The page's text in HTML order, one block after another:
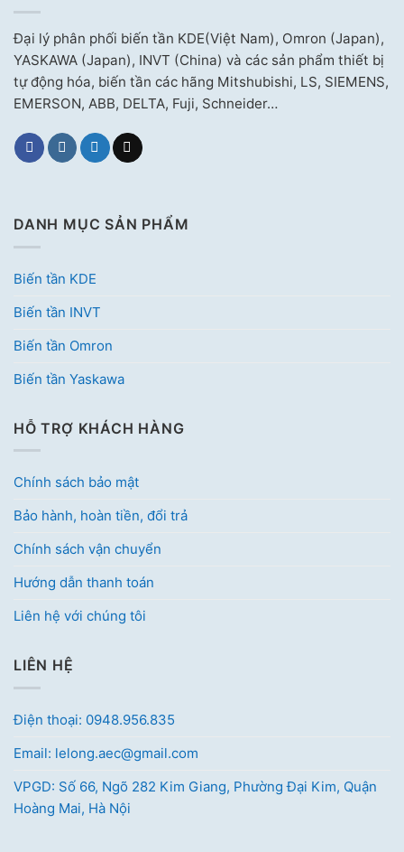
Đại lý phân phối biến tần KDE(Việt Nam), Omron (Japan),
YASKAWA (Japan), INVT (China) và các sản phẩm thiết bị
tự động hóa, biến tần các hãng Mitshubishi, LS, SIEMENS,
EMERSON, ABB, DELTA, Fuji, Schneider…
DANH MỤC SẢN PHẨM
Biến tần KDE
Biến tần INVT
Biến tần Omron
Biến tần Yaskawa
HỖ TRỢ KHÁCH HÀNG
Chính sách bảo mật
Bảo hành, hoàn tiền, đổi trả
Chính sách vận chuyển
Hướng dẫn thanh toán
Liên hệ với chúng tôi
LIÊN HỆ
Điện thoại: 0948.956.835
Email: lelong.aec@gmail.com
VPGD: Số 66, Ngõ 282 Kim Giang, Phường Đại Kim, Quận
Hoàng Mai, Hà Nội